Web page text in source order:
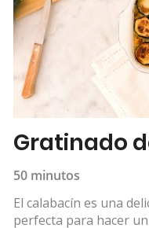
Gratinado
50 minutos
El calabacín es una
perfecta para hacer